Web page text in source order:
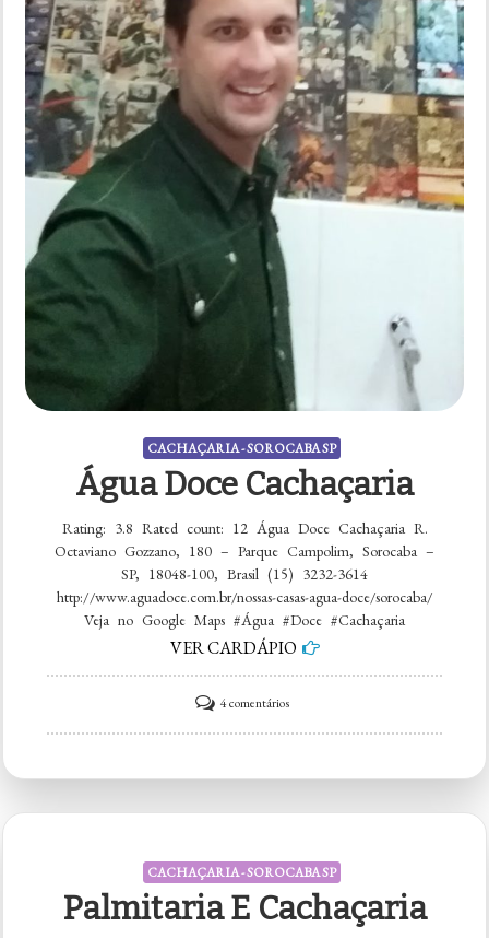
CACHAÇARIA - SOROCABA SP
Água Doce Cachaçaria
Rating: 3.8 Rated count: 12 Água Doce Cachaçaria R.
Octaviano Gozzano, 180 – Parque Campolim, Sorocaba –
SP, 18048-100, Brasil (15) 3232-3614
http://www.aguadoce.com.br/nossas-casas-agua-doce/sorocaba/
Veja no Google Maps #Água #Doce #Cachaçaria
VER CARDÁPIO
4 comentáriosem
Água
CACHAÇARIA - SOROCABA SP
Palmitaria E Cachaçaria